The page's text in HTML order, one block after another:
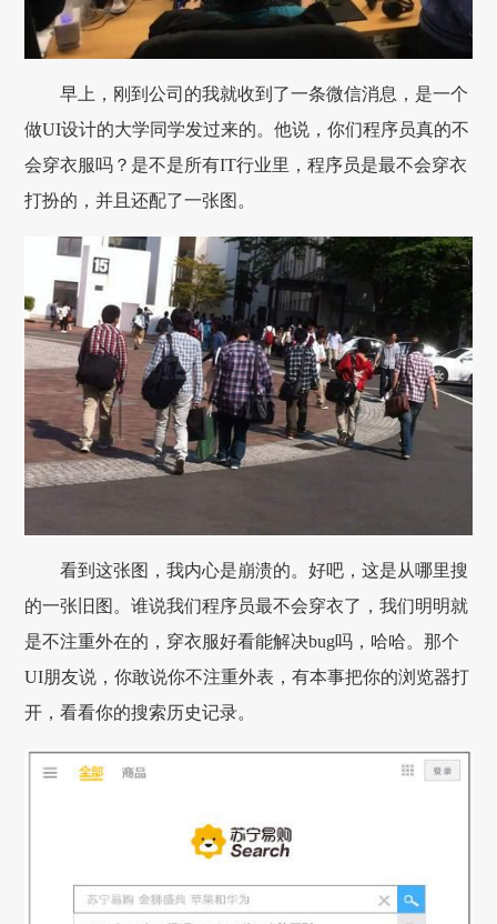
早上，刚到公司的我就收到了一条微信消息，是一个
做UI设计的大学同学发过来的。他说，你们程序员真的不
会穿衣服吗？是不是所有IT行业里，程序员是最不会穿衣
打扮的，并且还配了一张图。
看到这张图，我内心是崩溃的。好吧，这是从哪里搜
的一张旧图。谁说我们程序员最不会穿衣了，我们明明就
是不注重外在的，穿衣服好看能解决bug吗，哈哈。那个
UI朋友说，你敢说你不注重外表，有本事把你的浏览器打
开，看看你的搜索历史记录。